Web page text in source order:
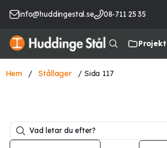
info@huddingestal.se 08-711 25 35
Projekt
Hem / Stållager / Sida 117